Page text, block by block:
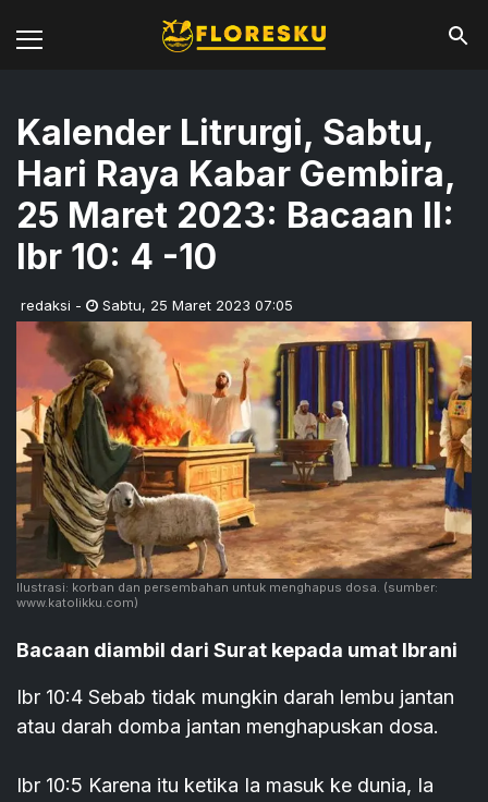
Kalender Litrurgi, Sabtu,
Hari Raya Kabar Gembira,
25 Maret 2023: Bacaan II:
Ibr 10: 4 -10
redaksi - Sabtu, 25 Maret 2023 07:05
Ilustrasi: korban dan persembahan untuk menghapus dosa. (sumber:
www.katolikku.com)
Bacaan diambil dari Surat kepada umat Ibrani
Ibr 10:4 Sebab tidak mungkin darah lembu jantan
atau darah domba jantan menghapuskan dosa.
Ibr 10:5 Karena itu ketika Ia masuk ke dunia, Ia